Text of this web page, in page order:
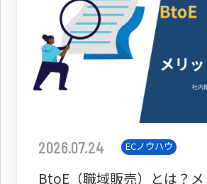
2026.07.24 ECノウハウ
BtoE（職域販売）とは？